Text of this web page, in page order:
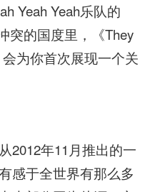
Yeah Yeah乐队的
突的国度里，《They
为你首次展现一个关
2012年11月推出的一
感于全世界有那么多